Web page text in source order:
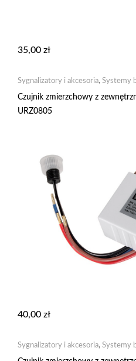
35,00 zł
Sygnalizatory i akcesoria, Systemy
Czujnik zmierzchowy z
URZ0805
40,00 zł
Sygnalizatory i akcesoria, Systemy